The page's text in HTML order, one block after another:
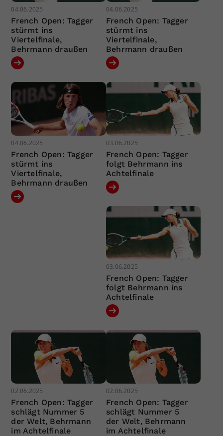
04.06.2025
French Open: Tagger
stürmt ins
Viertelfinale,
Behrmann draußen
04.06.2025
French Open: Tagger
stürmt ins
Viertelfinale,
Behrmann draußen
04.06.2025
French Open: Tagger
stürmt ins
Viertelfinale,
Behrmann draußen
03.06.2025
French Open: Tagger
folgt Behrmann ins
Achtelfinale
03.06.2025
French Open: Tagger
folgt Behrmann ins
Achtelfinale
02.06.2025
French Open: Tagger
schlägt Nummer 5
der Welt, Behrmann
im Achtelfinale
02.06.2025
French Open: Tagger
schlägt Nummer 5
der Welt, Behrmann
im Achtelfinale